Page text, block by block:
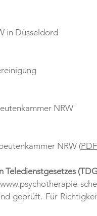
in Düsseldord
NRW
NRW (PDF
www.psychotherapie-
geprüft. Für